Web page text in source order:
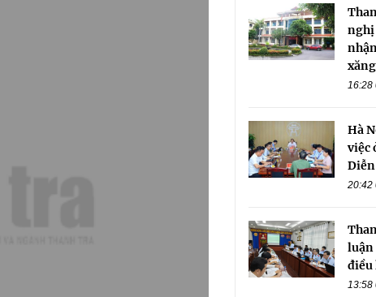
nghị
16:28
Hà
việc
Diễn
20:42
luận
điều
13:58